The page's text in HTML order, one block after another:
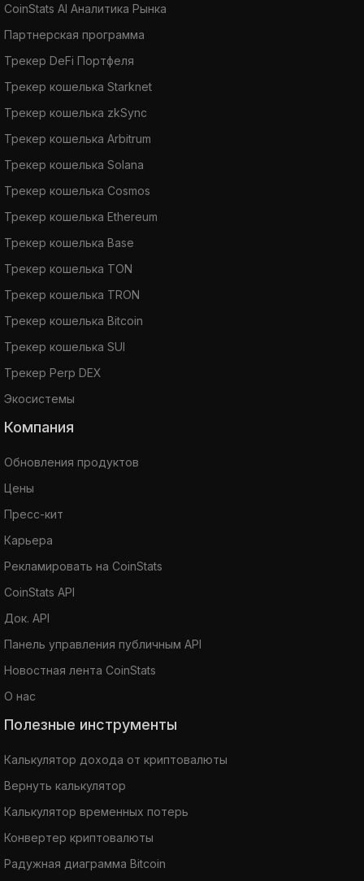
CoinStats AI Аналитика Рынка
Партнерская программа
Трекер DeFi Портфеля
Трекер кошелька Starknet
Трекер кошелька zkSync
Трекер кошелька Arbitrum
Трекер кошелька Solana
Трекер кошелька Cosmos
Трекер кошелька Ethereum
Трекер кошелька Base
Трекер кошелька TON
Трекер кошелька TRON
Трекер кошелька Bitcoin
Трекер кошелька SUI
Трекер Perp DEX
Экосистемы
Компания
Обновления продуктов
Цены
Пресс-кит
Карьера
Рекламировать на CoinStats
CoinStats API
Док. API
Панель управления публичным API
Новостная лента CoinStats
О нас
Полезные инструменты
Калькулятор дохода от криптовалюты
Вернуть калькулятор
Калькулятор временных потерь
Конвертер криптовалюты
Радужная диаграмма Bitcoin